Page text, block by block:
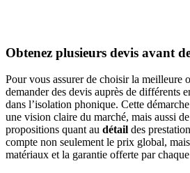
Obtenez plusieurs devis avant
Pour vous assurer de choisir la meilleure
demander des devis auprès de différents
dans l’isolation phonique. Cette
une vision claire du marché, mais aussi
propositions quant au détail des
compte non seulement le prix global,
matériaux et la garantie offerte par